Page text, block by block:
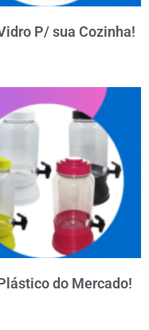
P/ sua Cozinha!
do Mercado!